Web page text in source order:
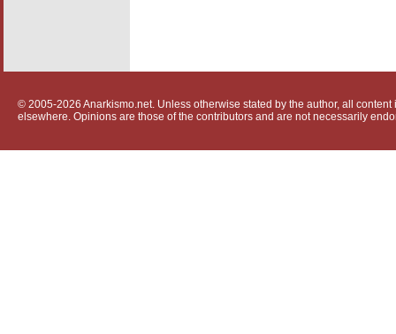
© 2005-2026 Anarkismo.net. Unless otherwise stated by the author, all
elsewhere. Opinions are those of the contributors and are not necessarily